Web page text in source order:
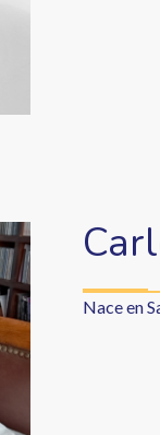
Nace en